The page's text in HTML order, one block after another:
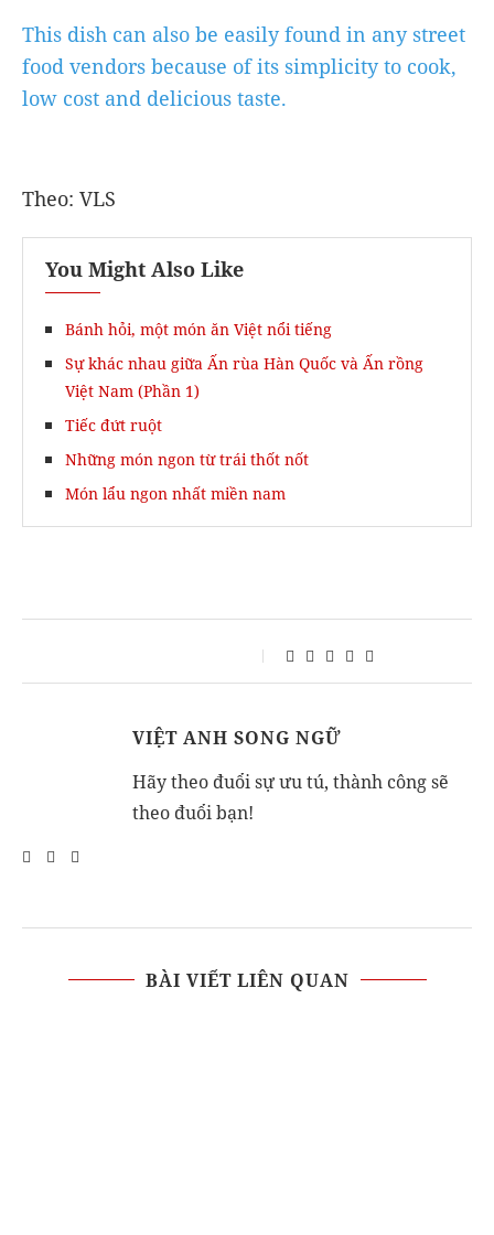
This dish can also be easily found in any street
food vendors because of its simplicity to cook,
low cost and delicious taste.
Theo: VLS
You Might Also Like
Bánh hỏi, một món ăn Việt nổi tiếng
Sự khác nhau giữa Ấn rùa Hàn Quốc và Ấn rồng
Việt Nam (Phần 1)
Tiếc đứt ruột
Những món ngon từ trái thốt nốt
Món lẩu ngon nhất miền nam
VIỆT ANH SONG NGỮ
Hãy theo đuổi sự ưu tú, thành công sẽ
theo đuổi bạn!
BÀI VIẾT LIÊN QUAN